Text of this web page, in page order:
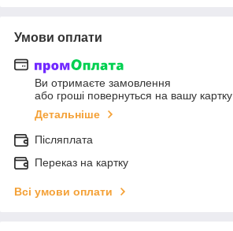
Умови оплати
Ви отримаєте замовлення
або гроші повернуться на вашу картку
Детальніше
Післяплата
Переказ на картку
Всі умови оплати